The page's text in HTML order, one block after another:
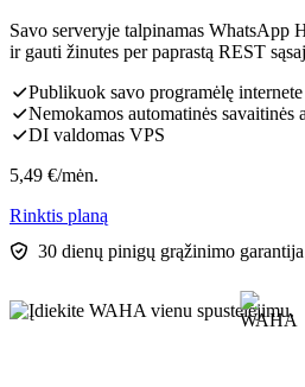
Savo serveryje talpinamas WhatsApp
ir gauti žinutes per paprastą REST
Publikuok savo programėlę
Nemokamos automatinės savaitinės
DI valdomas VPS
5,49 €/mėn.
Rinktis planą
30 dienų pinigų grąžinimo garantija